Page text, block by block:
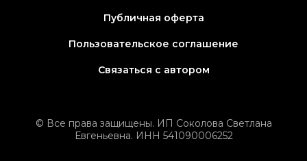
Публичная оферта
Пользовательское соглашение
Связаться с автором
© Все права защищены. ИП Соколова Светлана
Евгеньевна. ИНН 541090006252